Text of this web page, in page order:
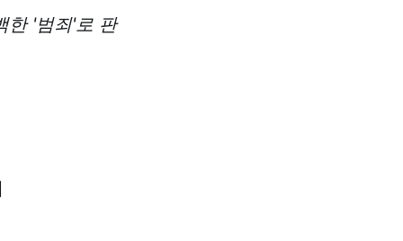
한 '범죄'로 판